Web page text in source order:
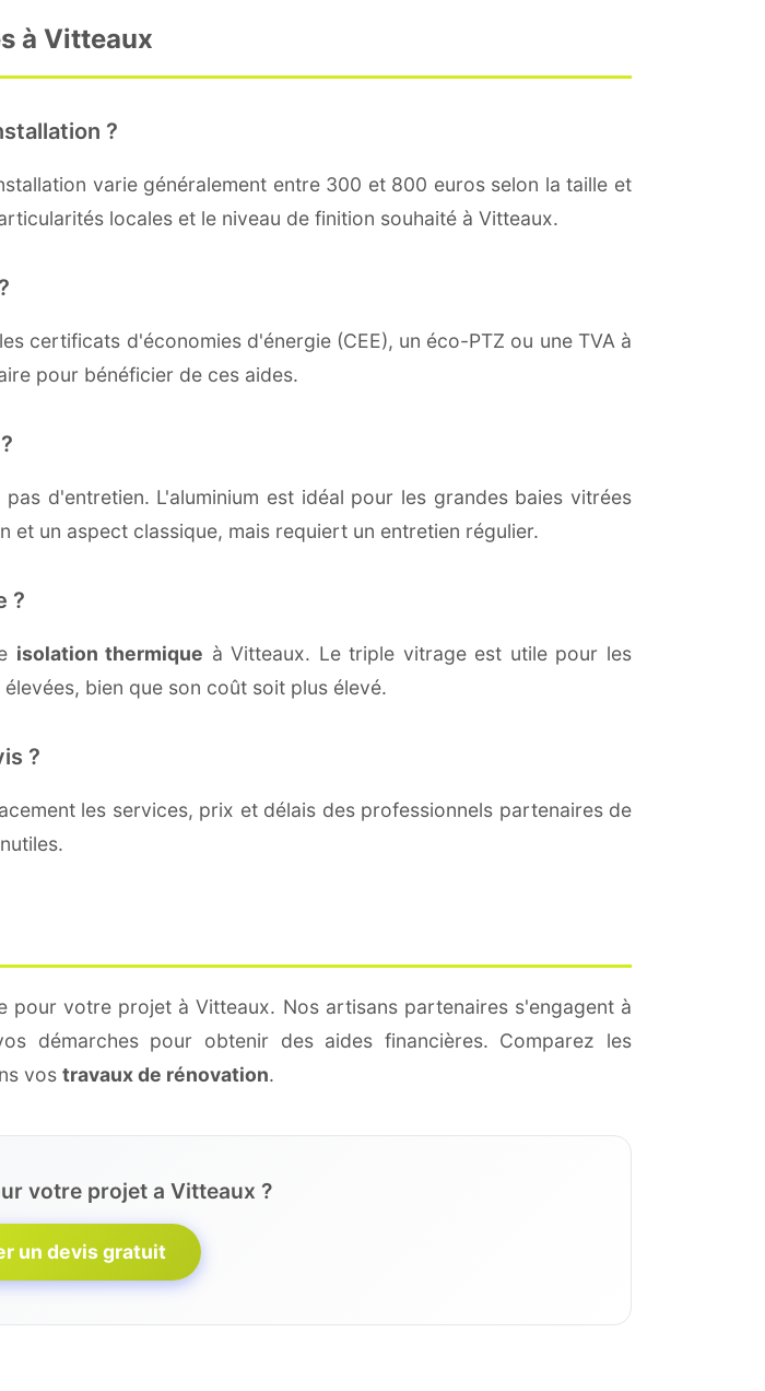
à Vitteaux
?
varie généralement entre 300 et 800 euros selon la taille et
locales et le niveau de finition souhaité à Vitteaux.
certificats d'économies d'énergie (CEE), un éco-PTZ ou une TVA à
pour bénéficier de ces aides.
d'entretien. L'aluminium est idéal pour les grandes baies vitrées
et un aspect classique, mais requiert un entretien régulier.
?
isolation thermique à Vitteaux. Le triple vitrage est utile pour les
bien que son coût soit plus élevé.
?
les services, prix et délais des professionnels partenaires de
pour votre projet à Vitteaux. Nos artisans partenaires s'engagent à
démarches pour obtenir des aides financières. Comparez les
vos travaux de rénovation.
votre projet a Vitteaux ?
un devis gratuit